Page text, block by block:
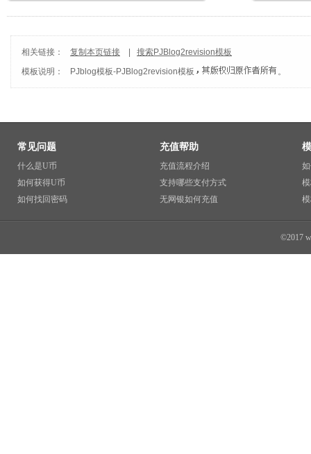
相关链接： 复制本页链接
搜索PJBlog2revision模板
模板说明：
PJblog模板-PJBlog2revision模板 。
常见问题
什么是U币
如何获得U币
如何找回密码
充值帮助
充值流程介绍
支持哪些支付方式
无网银如何充值
©2017